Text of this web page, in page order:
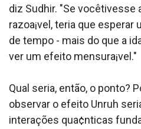
diz Sudhir. "Se vocêtivesse
razoa¡vel, teria que
de tempo - mais do que a
ver um efeito mensura¡vel."
Qual seria, então, o ponto?
observar o efeito Unruh
interações qua¢nticas